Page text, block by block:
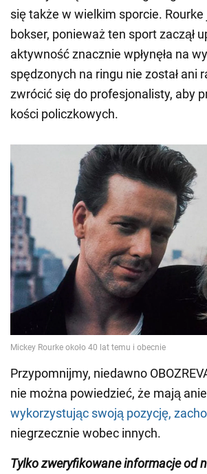
się także w wielkim sporcie.
bokser, ponieważ ten sport zaczął
aktywność znacznie wpłynęła na
spędzonych na ringu nie został ani
zwrócić się do profesjonalisty, aby
kości policzkowych.
Przypomnijmy, niedawno
nie można powiedzieć, że mają
wykorzystując swoją pozycję,
niegrzecznie wobec innych.
Tylkozweryfikowane informacje od